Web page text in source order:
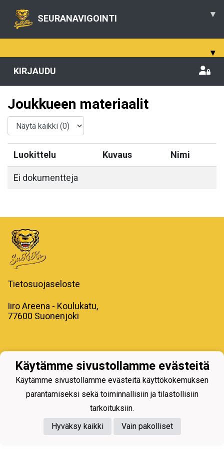
SEURANAVIGOINTI ▾
▾
KIRJAUDU
Joukkueen materiaalit
Luokittelu Kuvaus Nimi
Ei dokumentteja
Tietosuojaseloste
Iiro Areena - Koulukatu,
77600 Suonenjoki
Powered by
Käytämme sivustollamme evästeitä
Käytämme sivustollamme evästeitä käyttökokemuksen
parantamiseksi sekä toiminnallisiin ja tilastollisiin
tarkoituksiin.
Hyväksy kaikki
Vain pakolliset